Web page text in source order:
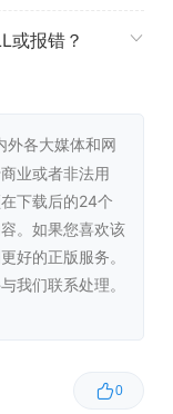
或报错？
外各大媒体和网
业或者非法用
下载后的24个
。如果您喜欢该
好的正版服务。
我们联系处理。
0